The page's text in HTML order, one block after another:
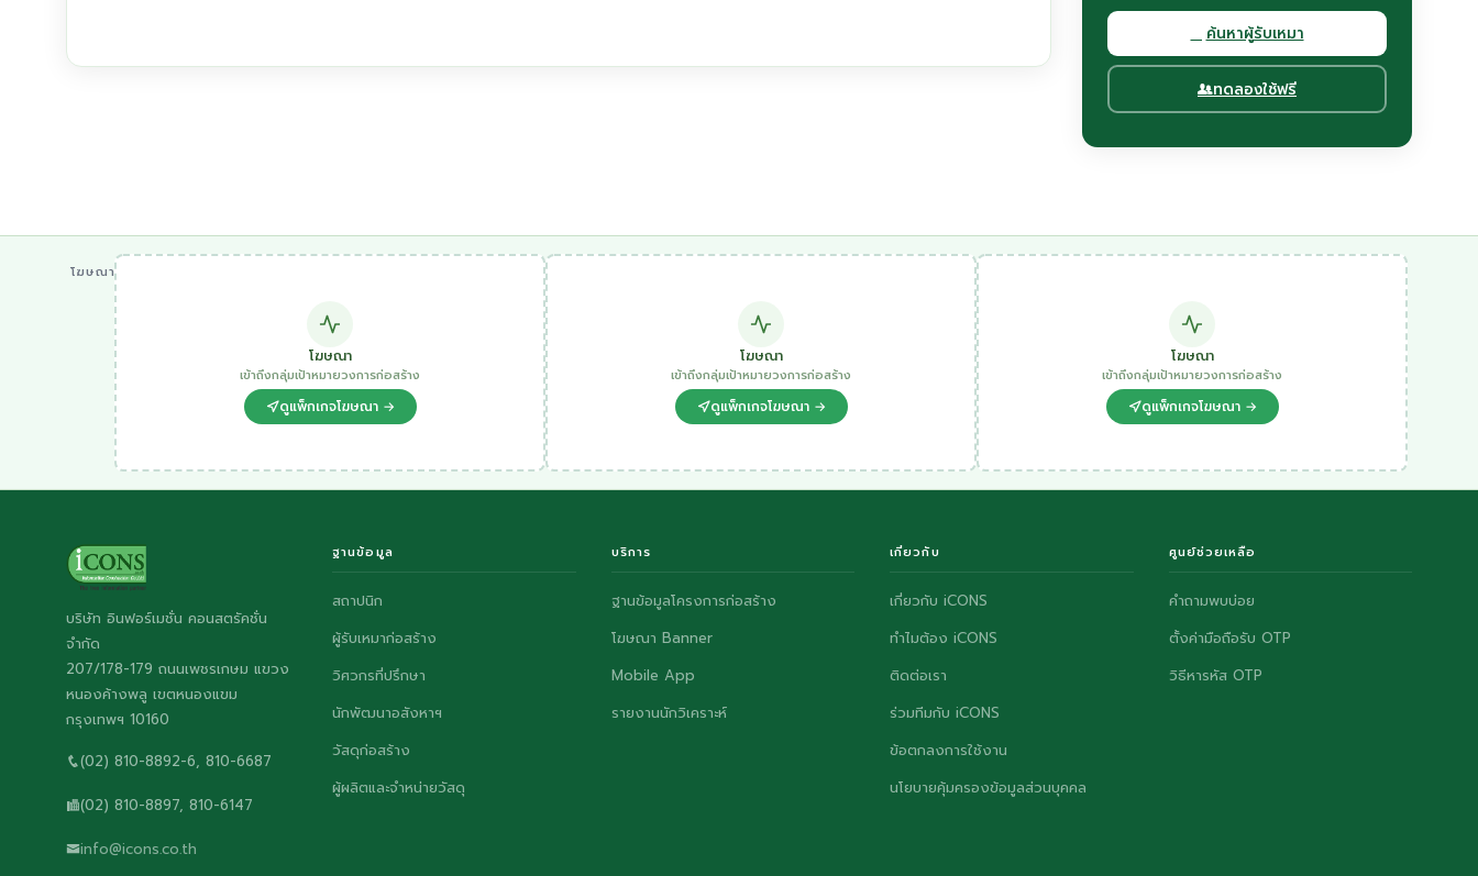
ค้นหาผู้รับเหมา
ทดลองใช้ฟรี
โฆษณา
โฆษณา
เข้าถึงกลุ่มเป้าหมายวงการก่อสร้าง
ดูแพ็กเกจโฆษณา →
โฆษณา
เข้าถึงกลุ่มเป้าหมายวงการก่อสร้าง
ดูแพ็กเกจโฆษณา →
โฆษณา
เข้าถึงกลุ่มเป้าหมายวงการก่อสร้าง
ดูแพ็กเกจโฆษณา →
บริษัท อินฟอร์เมชั่น คอนสตรัคชั่น
จำกัด
207/178-179 ถนนเพชรเกษม แขวง
หนองค้างพลู เขตหนองแขม
กรุงเทพฯ 10160
(02) 810-8892-6, 810-6687
(02) 810-8897, 810-6147
info@icons.co.th
ฐานข้อมูล
สถาปนิก
ผู้รับเหมาก่อสร้าง
วิศวกรที่ปรึกษา
นักพัฒนาอสังหาฯ
วัสดุก่อสร้าง
ผู้ผลิตและจำหน่ายวัสดุ
บริการ
ฐานข้อมูลโครงการก่อสร้าง
โฆษณา Banner
Mobile App
รายงานนักวิเคราะห์
เกี่ยวกับ
เกี่ยวกับ iCONS
ทำไมต้อง iCONS
ติดต่อเรา
ร่วมทีมกับ iCONS
ข้อตกลงการใช้งาน
นโยบายคุ้มครองข้อมูลส่วนบุคคล
ศูนย์ช่วยเหลือ
คำถามพบบ่อย
ตั้งค่ามือถือรับ OTP
วิธีหารหัส OTP